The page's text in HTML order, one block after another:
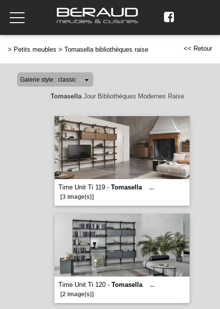
> Petits meubles > Tomasella bibliothèques raise << Retour
TomasellaJour Bibliothèques Modernes Raise
Time Unit Ti 119 - Tomasella
...
[3 image(s)]
Time Unit Ti 120 - Tomasella
...
[2 image(s)]